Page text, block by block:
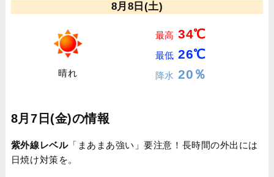
8月8日(土)
晴れ
最高 34℃
最低 26℃
降水 20％
8月7日(金)の情報
紫外線レベル「まあまあ強い」要注意！長時間の外出には
日焼け対策を。